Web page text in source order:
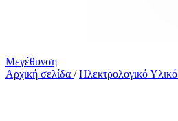
Μεγέθυνση
Αρχική σελίδα / Ηλεκτρολογικό Υλικό